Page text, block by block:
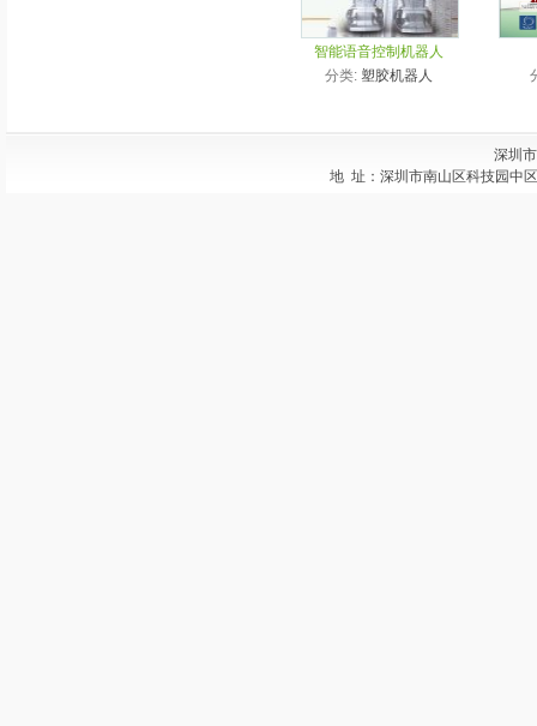
智能语音控制机器人
分类: 塑胶机器人
深圳
地 址：深圳市南山区科技园中